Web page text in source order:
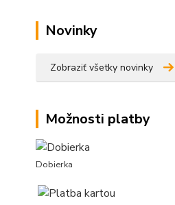
Novinky
Zobraziť všetky novinky
Možnosti platby
Dobierka